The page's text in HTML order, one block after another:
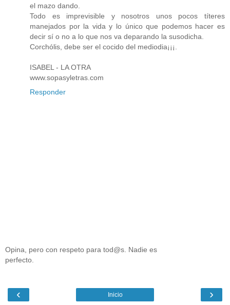
el mazo dando.
Todo es imprevisible y nosotros unos pocos títeres
manejados por la vida y lo único que podemos hacer es
decir sí o no a lo que nos va deparando la susodicha.
Corchólis, debe ser el cocido del mediodia¡¡¡.
ISABEL - LA OTRA
www.sopasyletras.com
Responder
Opina, pero con respeto para tod@s. Nadie es
perfecto.
‹ ›
Inicio